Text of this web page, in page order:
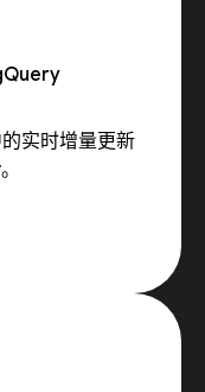
实时增量更新